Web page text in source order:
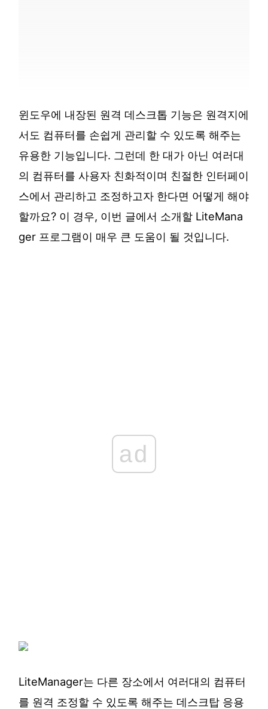
윈도우에 내장된 원격 데스크톱 기능은 원격지에
서도 컴퓨터를 손쉽게 관리할 수 있도록 해주는
유용한 기능입니다. 그런데 한 대가 아닌 여러대
의 컴퓨터를 사용자 친화적이며 친절한 인터페이
스에서 관리하고 조정하고자 한다면 어떻게 해야
할까요? 이 경우, 이번 글에서 소개할 LiteMana
ger 프로그램이 매우 큰 도움이 될 것입니다.
ad
LiteManager는 다른 장소에서 여러대의 컴퓨터
를 원격 조정할 수 있도록 해주는 데스크탑 응용